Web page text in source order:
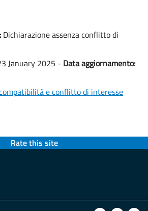
Dichiarazione assenza conflitto di
January 2025 - Data aggiornamento:
e conflitto di interesse
Rate this site